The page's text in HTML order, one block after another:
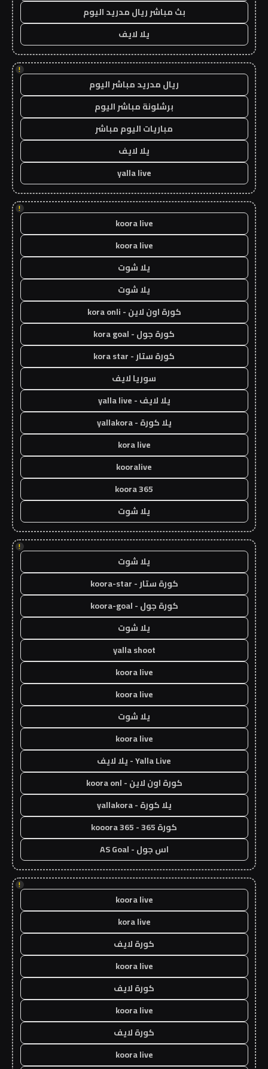
بث مباشر ريال مدريد اليوم
يلا لايف
!
ريال مدريد مباشر اليوم
برشلونة مباشر اليوم
مباريات اليوم مباشر
يلا لايف
yalla live
!
koora live
koora live
يلا شوت
يلا شوت
كورة اون لاين - kora onli
كورة جول - kora goal
كورة ستار - kora star
سوريا لايف
يلا لايف - yalla live
يلا كورة - yallakora
kora live
kooralive
koora 365
يلا شوت
!
يلا شوت
كورة ستار - koora-star
كورة جول - koora-goal
يلا شوت
yalla shoot
koora live
koora live
يلا شوت
koora live
Yalla Live - يلا لايف
كورة اون لاين - koora onl
يلا كورة - yallakora
كورة 365 - kooora 365
اس جول - AS Goal
!
koora live
kora live
كورة لايف
koora live
كورة لايف
koora live
كورة لايف
koora live